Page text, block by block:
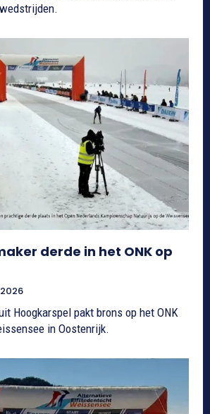
derde in het ONK op
Hoogkarspel pakt brons op het ONK
in Oostenrijk.